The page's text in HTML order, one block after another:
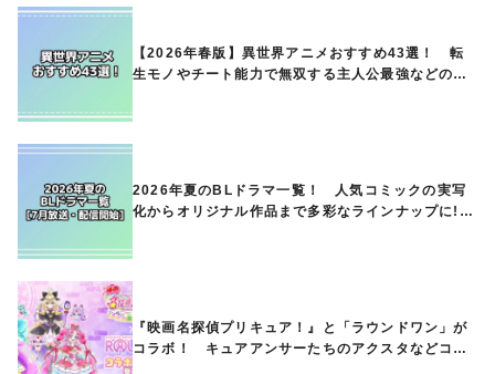
【2026年春版】異世界アニメおすすめ43選！ 転
生モノやチート能力で無双する主人公最強などの人
2026年夏のBLドラマ一覧！ 人気コミックの実写
化からオリジナル作品まで多彩なラインナップに!!
『映画名探偵プリキュア！』と「ラウンドワン」が
コラボ！ キュアアンサーたちのアクスタなどコラ